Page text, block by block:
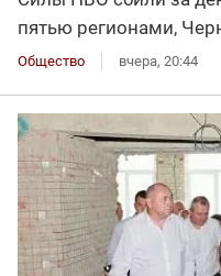
пятью регионами,
Общество вчера, 20:44